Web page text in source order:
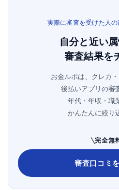
実際に審査を受けた人
自分と近い
審査結果を
お金ルポは、クレカ
後払いアプリの審
年代・年収・職
かんたんに絞り
完全無
審査口コミ